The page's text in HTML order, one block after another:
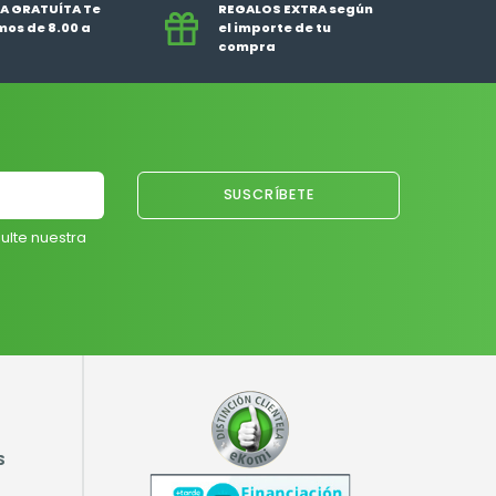
GRATUÍTA Te
de 8.00 a
REGALOS EXTRA según
el importe de tu
compra
nuestra